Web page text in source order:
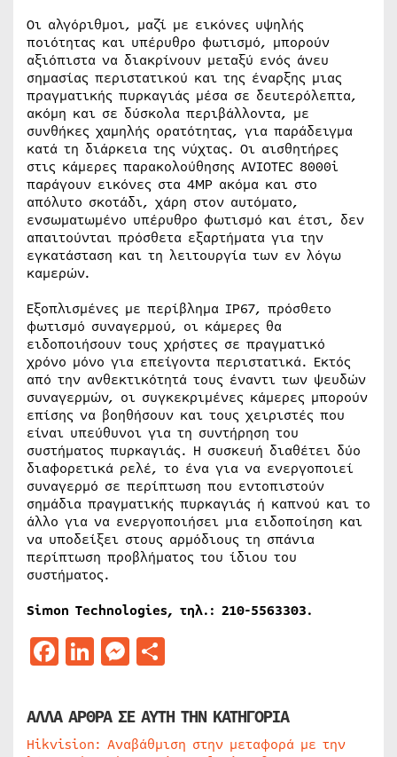
Οι αλγόριθμοι, μαζί με εικόνες υψηλής
ποιότητας και υπέρυθρο φωτισμό, μπορούν
αξιόπιστα να διακρίνουν μεταξύ ενός άνευ
σημασίας περιστατικού και της έναρξης μιας
πραγματικής πυρκαγιάς μέσα σε δευτερόλεπτα,
ακόμη και σε δύσκολα περιβάλλοντα, με
συνθήκες χαμηλής ορατότητας, για παράδειγμα
κατά τη διάρκεια της νύχτας. Οι αισθητήρες
στις κάμερες παρακολούθησης AVIOTEC 8000i
παράγουν εικόνες στα 4MP ακόμα και στο
απόλυτο σκοτάδι, χάρη στον αυτόματο,
ενσωματωμένο υπέρυθρο φωτισμό και έτσι, δεν
απαιτούνται πρόσθετα εξαρτήματα για την
εγκατάσταση και τη λειτουργία των εν λόγω
καμερών.
Εξοπλισμένες με περίβλημα IP67, πρόσθετο
φωτισμό συναγερμού, οι κάμερες θα
ειδοποιήσουν τους χρήστες σε πραγματικό
χρόνο μόνο για επείγοντα περιστατικά. Εκτός
από την ανθεκτικότητά τους έναντι των ψευδών
συναγερμών, οι συγκεκριμένες κάμερες μπορούν
επίσης να βοηθήσουν και τους χειριστές που
είναι υπεύθυνοι για τη συντήρηση του
συστήματος πυρκαγιάς. Η συσκευή διαθέτει δύο
διαφορετικά ρελέ, το ένα για να ενεργοποιεί
συναγερμό σε περίπτωση που εντοπιστούν
σημάδια πραγματικής πυρκαγιάς ή καπνού και το
άλλο για να ενεργοποιήσει μια ειδοποίηση και
να υποδείξει στους αρμόδιους τη σπάνια
περίπτωση προβλήματος του ίδιου του
συστήματος.
Simon Technologies, τηλ.: 210-5563303.
Facebook
LinkedIn
Messenger
ΑΛΛΑ ΑΡΘΡΑ ΣΕ ΑΥΤΗ ΤΗΝ ΚΑΤΗΓΟΡΙΑ
Hikvision: Αναβάθμιση στην μεταφορά με την